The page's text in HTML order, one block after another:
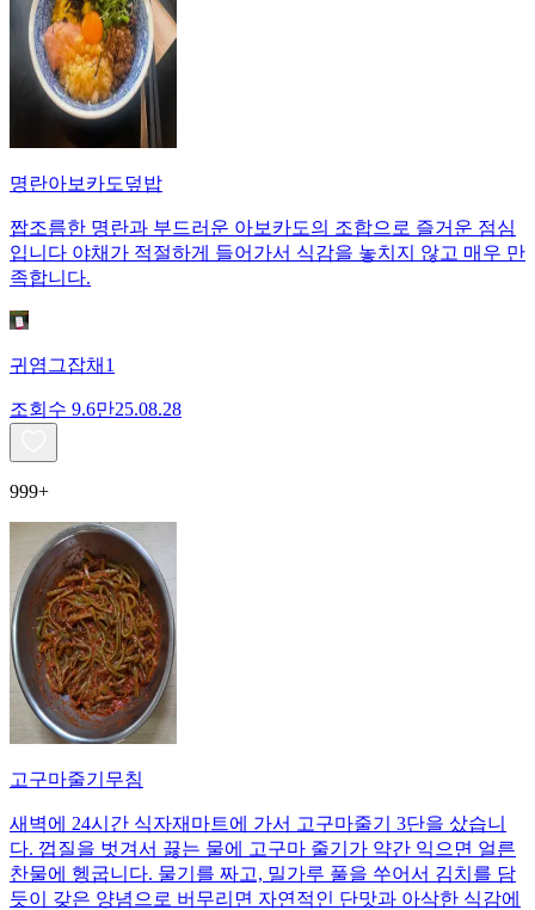
명란아보카도덮밥
짭조름한 명란과 부드러운 아보카도의 조합으로 즐거운 점심
입니다 야채가 적절하게 들어가서 식감을 놓치지 않고 매우 만
족합니다.
귀염그잡채1
조회수 9.6만25.08.28
999+
고구마줄기무침
새벽에 24시간 식자재마트에 가서 고구마줄기 3단을 샀습니
다. 껍질을 벗겨서 끓는 물에 고구마 줄기가 약간 익으면 얼른
찬물에 헹굽니다. 물기를 짜고, 밀가루 풀을 쑤어서 김치를 담
듯이 갖은 양념으로 버무리면 자연적인 단맛과 아삭한 식감에